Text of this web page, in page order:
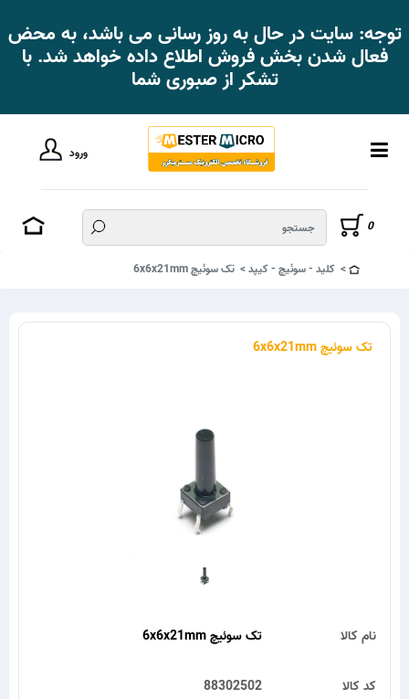
توجه: سایت در حال به روز رسانی می باشد، به محض
فعال شدن بخش فروش اطلاع داده خواهد شد. با
تشکر از صبوری شما
ورود
0
کلید - سوئیچ - کیپد تک سوئیچ 6x6x21mm
تک سوئیچ 6x6x21mm
تک سوئیچ 6x6x21mm نام کالا
88302502 کد کالا